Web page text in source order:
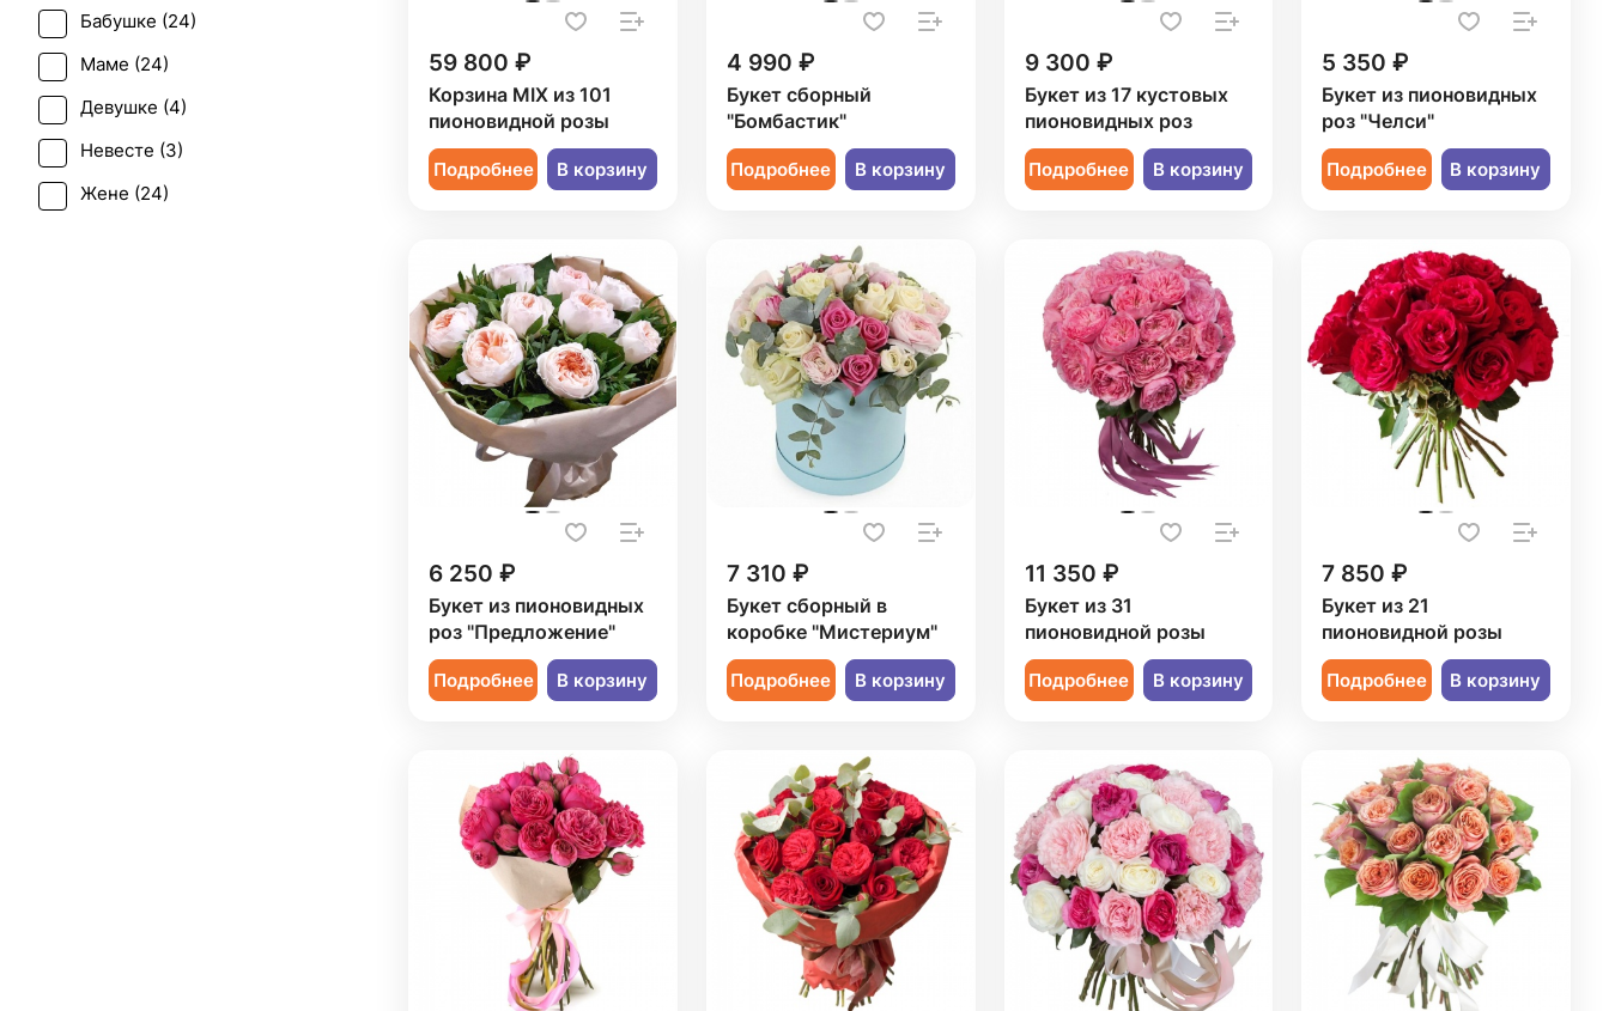
59 800 ₽
Корзина MIX из 101
пионовидной розы
Подробнее В корзину
4 990 ₽
Букет сборный
"Бомбастик"
Подробнее В корзину
9 300 ₽
Букет из 17 кустовых
пионовидных роз
Подробнее В корзину
5 350 ₽
Букет из пионовидных
роз "Челси"
Подробнее В корзину
6 250 ₽
Букет из пионовидных
роз "Предложение"
Подробнее В корзину
7 310 ₽
Букет сборный в
коробке "Мистериум"
Подробнее В корзину
11 350 ₽
Букет из 31
пионовидной розы
Подробнее В корзину
7 850 ₽
Букет из 21
пионовидной розы
Подробнее В корзину
Свадьба (1)
Татьянин день (
Юбилей ( 17)
Бабушке (24)
Маме (24)
Девушке (4)
Невесте (3)
Жене (24)